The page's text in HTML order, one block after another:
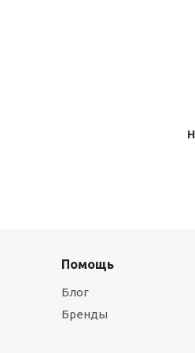
Помощь
Блог
Бренды